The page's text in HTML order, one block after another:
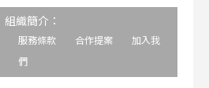
組織簡介：
服務條款 合作提案
加入我
們